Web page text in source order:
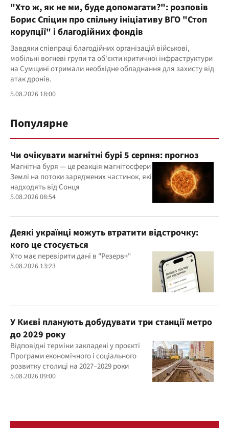
"Хто ж, як не ми, буде допомагати?": розповів
Борис Спіцин про спільну ініціативу ВГО "Стоп
корупції" і благодійних фондів
Завдяки співпраці благодійних організацій військові,
мобільні вогневі групи та об'єкти критичної інфраструктури
на Сумщині отримали необхідне обладнання для захисту від
атак дронів.
5.08.2026 18:00
Популярне
Чи очікувати магнітні бурі 5 серпня: прогноз
Магнітна буря — це реакція магнітосфери
Землі на потоки заряджених частинок, які
надходять від Сонця
5.08.2026 08:54
Деякі українці можуть втратити відстрочку:
кого це стосується
Хто має перевірити дані в "Резерв+"
5.08.2026 13:23
У Києві планують добудувати три станції метро
до 2029 року
Відповідні терміни закладені у проєкті
Програми економічного і соціального
розвитку столиці на 2027–2029 роки
5.08.2026 09:00